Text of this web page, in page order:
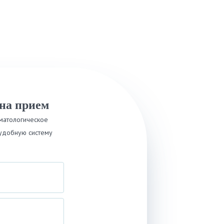
прием
систему